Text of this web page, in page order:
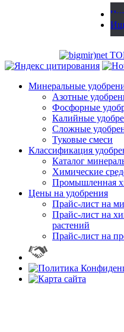
Минеральные
Азотные
Фосфорные
Калийные
Сложные
Туковые смеси
Классификация
Каталог
Химические
Промышленная
Цены на удобрения
Прайс-лист на
Прайс-лист на
растений
Прайс-лист на